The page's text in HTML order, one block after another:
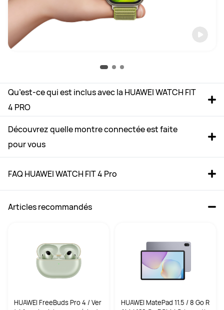
Qu’est-ce qui est inclus avec la HUAWEI WATCH FIT
4 PRO
Découvrez quelle montre connectée est faite
pour vous
à partir de 179,99 €
PVC**
279,99 €
Acheter
HUAWEI WATCH FIT 4 Noir
à partir de 149,99 €
PVC**169,99 €
Acheter
FAQ HUAWEI WATCH FIT 4 Pro
Articles recommandés
HUAWEI FreeBuds Pro 4 / Ver
HUAWEI MatePad 11.5 / 8 Go R